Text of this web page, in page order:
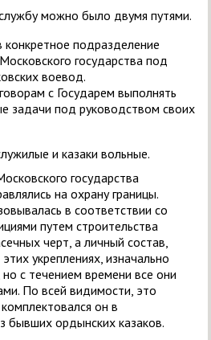
можно было двумя путями.
подразделение
государства под
воевод.
с Государем выполнять
задачи под руководством своих
и казаки вольные.
государства
на охрану границы.
в соответствии со
путем строительства
черт, а личный состав,
укреплениях, изначально
с течением времени все они
По всей видимости, это
он в
бывших ордынских казаков.